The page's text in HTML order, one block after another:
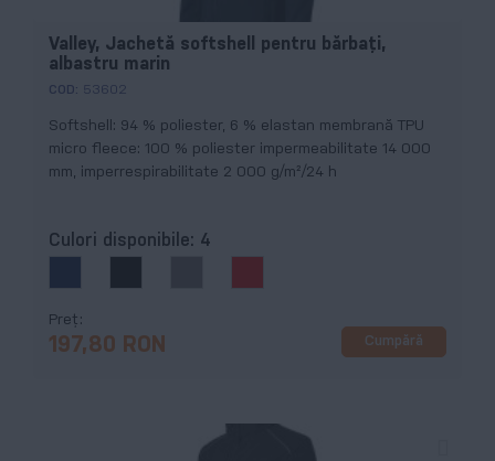
Valley, Jachetă softshell pentru bărbaţi,
albastru marin
COD: 53602
Softshell: 94 % poliester, 6 % elastan membrană TPU
micro fleece: 100 % poliester impermeabilitate 14 000
mm, imperrespirabilitate 2 000 g/m²/24 h
Culori disponibile: 4
Preț
197,80 RON Cumpără